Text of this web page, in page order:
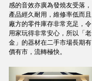
感的音效亦廣為發燒友受落，
產品經久耐用，維修率低而且
廠方的零件庫存非常充足，令
用家玩得非常安心，所以「老
金」的器材在二手市場長期有
價有市，流轉極快。